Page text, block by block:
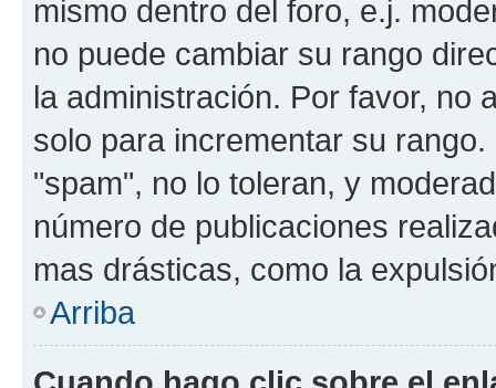
mismo dentro del foro, e.j.
no puede cambiar su rango
la administración. Por favor, no
solo para incrementar su
"spam", no lo toleran, y
número de publicaciones
mas drásticas, como la
Arriba